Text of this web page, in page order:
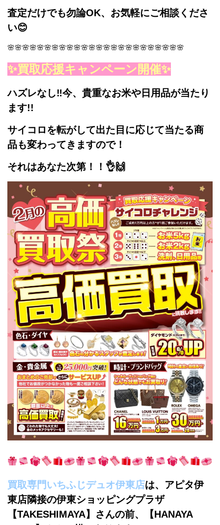
査定だけでも勿論OK、お気軽にご相談くださ
い😊
🌸🌸🌸🌸🌸🌸🌸🌸🌸🌸🌸🌸🌸🌸🌸🌸🌸🌸🌸🌸🌸🌸🌸🌸
✨買取応援キャンペーン開催✨
ハズレなし‼今、貴重なお米や日用品が当たり
ます!!
サイコロを転がして出た目に応じて当たる商
品も変わってきますので！
それはあなた次第！！👌🙌
買取専門いちふじデュオ伊東店は、アピタ伊
東店隣接の伊東ショッピングプラザ
【TAKESHIMAYA】さんの前、【HANAYA